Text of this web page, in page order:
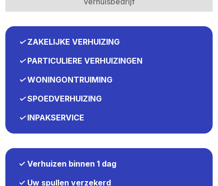
✓ZAKELIJKE VERHUIZING
✓PARTICULIERE VERHUIZINGEN
✓WONINGONTRUIMING
✓SPOEDVERHUIZING
✓INPAKSERVICE
✓ Verhuizen binnen 1 dag
✓ Uw spullen verzekerd